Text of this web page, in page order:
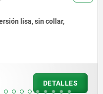
instalación a presión,
DETALLES